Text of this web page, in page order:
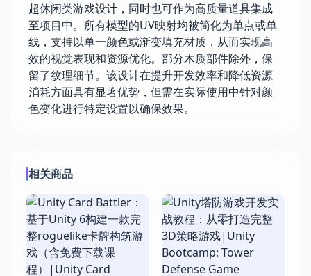
超休闲类游戏设计，同时也可作为高质量道具集成
至项目中。所有模型的UV映射均被简化为单点或单
线，支持以单一颜色或渐变填充材质，从而实现高
效的视觉表现和资源优化。部分木质部件除外，保
留了纹理细节。该设计在提升开发效率和降低资源
消耗方面具有显著优势，但需在实际使用中针对颜
色变化进行特定设置以确保效果。
相关商品